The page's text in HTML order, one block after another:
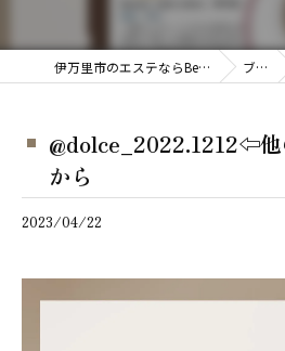
伊万里市のエステならBeauty salon dolce ブログ
@dolce_2022.1212⇦
から
2023/04/22